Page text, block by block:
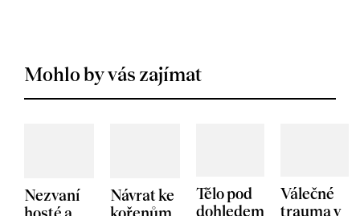
Mohlo by vás zajímat
Nezvaní
Návrat ke
Tělo pod
dohledem
Válečné
trauma v